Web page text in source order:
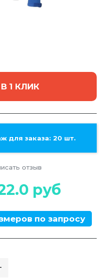
1 КЛИК
для заказа: 20 шт.
отзыв
руб
по запросу